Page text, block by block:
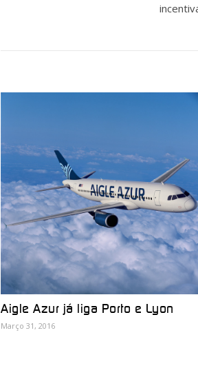
Aigle Azur já liga Porto e Lyon
Março 31, 2016